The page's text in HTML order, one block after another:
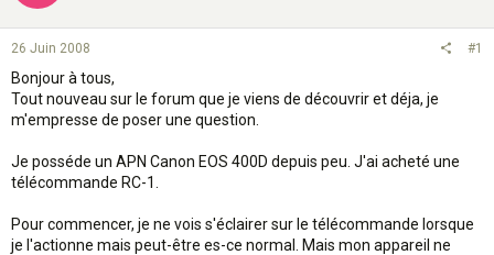
26 Juin 2008 #1
Bonjour à tous,
Tout nouveau sur le forum que je viens de découvrir et déja, je
m'empresse de poser une question.
Je posséde un APN Canon EOS 400D depuis peu. J'ai acheté une
télécommande RC-1.
Pour commencer, je ne vois s'éclairer sur le télécommande lorsque
je l'actionne mais peut-être es-ce normal. Mais mon appareil ne